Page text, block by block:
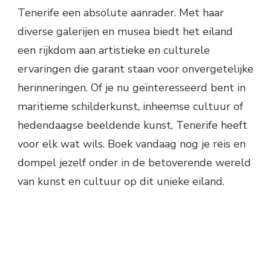
Tenerife een absolute aanrader. Met haar
diverse galerijen en musea biedt het eiland
een rijkdom aan artistieke en culturele
ervaringen die garant staan voor onvergetelijke
herinneringen. Of je nu geïnteresseerd bent in
maritieme schilderkunst, inheemse cultuur of
hedendaagse beeldende kunst, Tenerife heeft
voor elk wat wils. Boek vandaag nog je reis en
dompel jezelf onder in de betoverende wereld
van kunst en cultuur op dit unieke eiland.